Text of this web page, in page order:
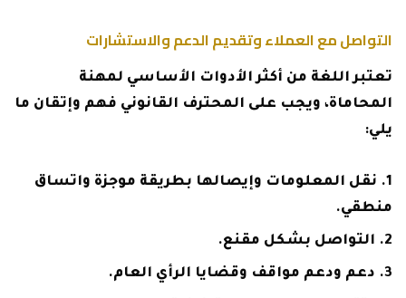
التواصل مع العملاء وتقديم الدعم والاستشارات
تعتبر اللغة من أكثر الأدوات الأساسي لمهنة
المحاماة، ويجب على المحترف القانوني فهم وإتقان ما
يلي:
نقل المعلومات وإيصالها بطريقة موجزة واتساق
منطقي.
التواصل بشكل مقنع.
دعم ودعم مواقف وقضايا الرأي العام.